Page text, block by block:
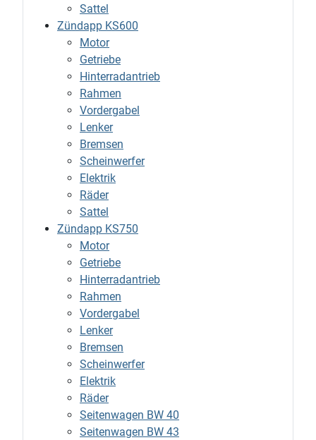
Sattel
Zündapp KS600
Motor
Getriebe
Hinterradantrieb
Rahmen
Vordergabel
Lenker
Bremsen
Scheinwerfer
Elektrik
Räder
Sattel
Zündapp KS750
Motor
Getriebe
Hinterradantrieb
Rahmen
Vordergabel
Lenker
Bremsen
Scheinwerfer
Elektrik
Räder
Seitenwagen BW 40
Seitenwagen BW 43